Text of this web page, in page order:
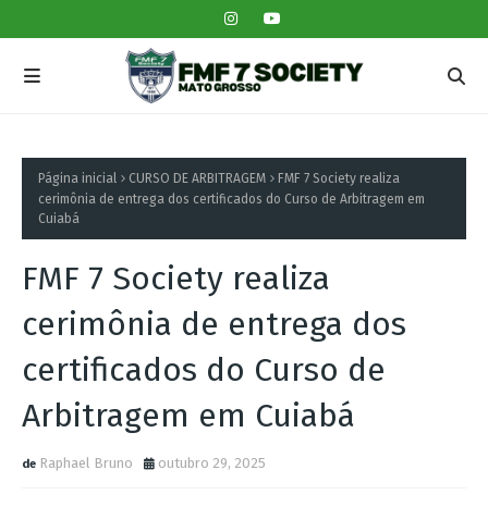
Página inicial CURSO DE ARBITRAGEM
FMF 7 Society realiza
cerimônia de entrega dos certificados do Curso de Arbitragem em
Cuiabá
FMF 7 Society realiza
cerimônia de entrega dos
certificados do Curso de
Arbitragem em Cuiabá
Raphael Bruno outubro 29, 2025